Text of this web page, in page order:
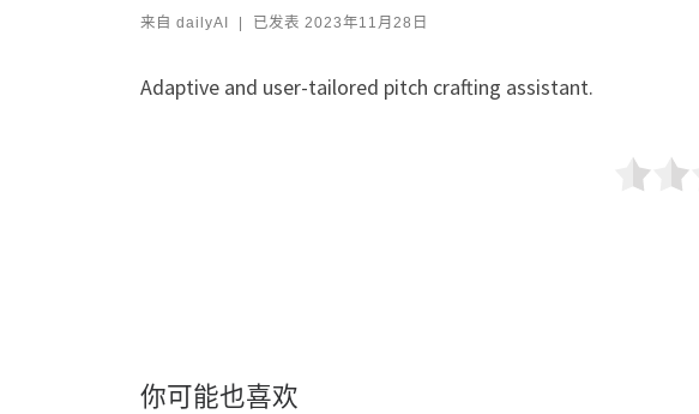
来自 dailyAI 已发表 2023年11月28日
Adaptive and user-tailored pitch crafting assistant.
你可能也喜欢